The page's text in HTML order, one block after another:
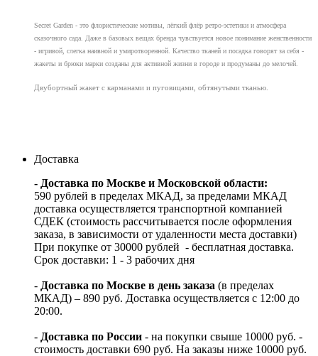
Secret Garden - это флористические мотивы, лёгкий флёр ретро-эстетики и атмосфера
сказочного сада. Даже в базовых вещах бренда чувствуется новое понимание женственности
- игривой, слегка наивной и умиротворенной. Качество тканей и посадка говорят за себя -
жакеты и брюки марки созданы для активной жизни в городе и продуманы до мелочей.
Двубортный жакет с карманами и пуговицами, обтянутыми тканью.
Доставка
- Доставка по Москве и Московской области:
590 рублей в пределах МКАД, за пределами МКАД
доставка осуществляется транспортной компанией
СДЕК (стоимость рассчитывается после оформления
заказа, в зависимости от удаленности места доставки)
При покупке от 30000 рублей - бесплатная доставка.
Срок доставки: 1 - 3 рабочих дня
- Доставка по Москве в день заказа (в пределах
МКАД) – 890 руб. Доставка осуществляется с 12:00 до
20:00.
- Доставка по России - на покупки свыше 10000 руб. -
стоимость доставки 690 руб. На заказы ниже 10000 руб.